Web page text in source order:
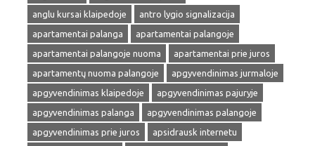
anglu kursai klaipedoje
antro lygio signalizacija
apartamentai palanga
apartamentai palangoje
apartamentai palangoje nuoma
apartamentai prie juros
apartamentų nuoma palangoje
apgyvendinimas jurmaloje
apgyvendinimas klaipedoje
apgyvendinimas pajuryje
apgyvendinimas palanga
apgyvendinimas palangoje
apgyvendinimas prie juros
apsidrausk internetu